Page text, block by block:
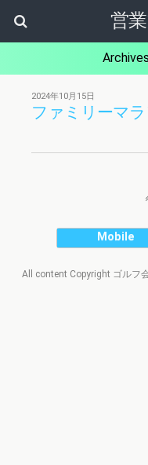
営
2024年10月15日
ファミリーマ
Mobile
All content Copyright ゴルフ